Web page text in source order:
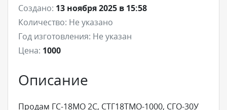
Создано: 13 ноября 2025 в 15:58
Количество: Не указано
Год изготовления: Не указан
Цена: 1000
Описание
Продам ГС-18МО 2С, СТГ18ТМО-1000, СГО-30У